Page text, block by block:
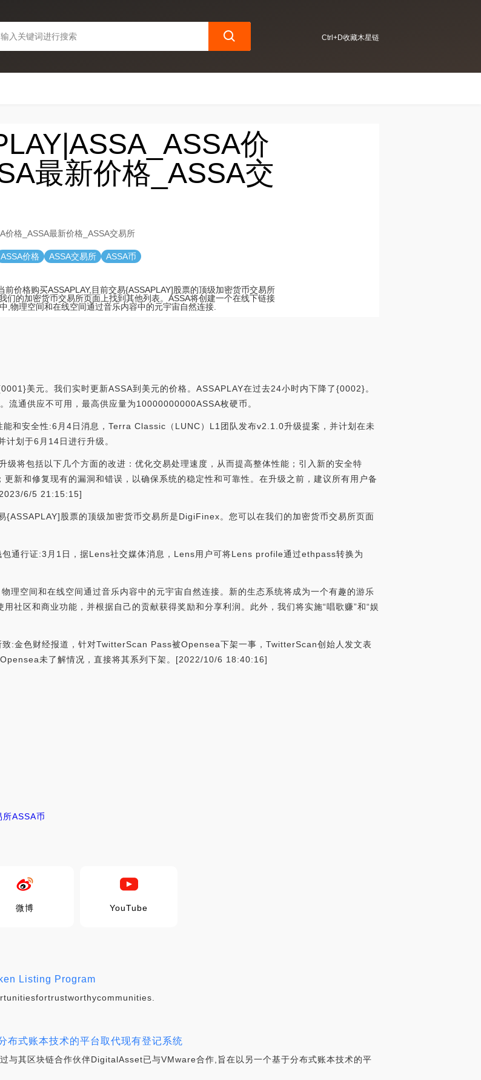
Ctrl+D收藏木星链
价
最新价格_ASSA交
价格_ASSA最新价格_ASSA交易所
ASSA价格 ASSA交易所
ASSA币
前价格购买ASSAPLAY,目前交易{ASSAPLAY]股票的顶级加密货币交易所
们的加密货币交易所页面上找到其他列表。ASSA将创建一个在线下链接
,物理空间和在线空间通过音乐内容中的元宇宙自然连接.
美元。我们实时更新ASSA到美元的价格。ASSAPLAY在过去24小时内下降了{0002}。
通供应不可用，最高供应量为10000000000ASSA枚硬币。
和安全性:6月4日消息，Terra Classic（LUNC）L1团队发布v2.1.0升级提案，并计划在未
划于6月14日进行升级。
将包括以下几个方面的改进：优化交易处理速度，从而提高整体性能；引入新的安全特
新和修复现有的漏洞和错误，以确保系统的稳定性和可靠性。在升级之前，建议所有用户备
6/5 21:15:15]
{ASSAPLAY]股票的顶级加密货币交易所是DigiFinex。您可以在我们的加密货币交易所页面
通行证:3月1日，据Lens社交媒体消息，Lens用户可将Lens profile通过ethpass转换为
理空间和在线空间通过音乐内容中的元宇宙自然连接。新的生态系统将成为一个有趣的游乐
社区和商业功能，并根据自己的贡献获得奖励和分享利润。此外，我们将实施“唱歌赚”和“娱
:金色财经报道，针对TwitterScan Pass被Opensea下架一事，TwitterScan创始人发文表
未了解情况，直接将其系列下架。[2022/10/6 18:40:16]
所ASSA币
微博 YouTube
Listing Program
布式账本技术的平台取代现有登记系统
与其区块链合作伙伴DigitalAsset已与VMware合作,旨在以另一个基于分布式账本技术的平